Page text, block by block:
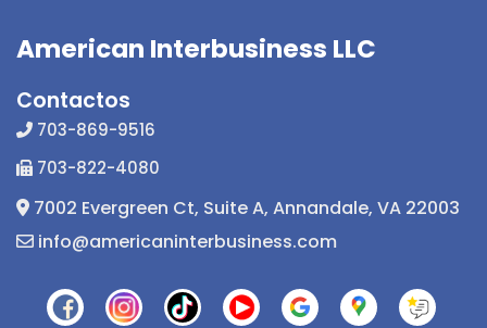
American Interbusiness LLC
Contactos
703-869-9516
703-822-4080
7002 Evergreen Ct, Suite A, Annandale, VA 22003
info@americaninterbusiness.com